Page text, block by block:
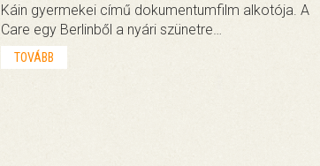
Káin gyermekei című dokumentumfilm alkotója. A
Care egy Berlinből a nyári szünetre…
TOVÁBB